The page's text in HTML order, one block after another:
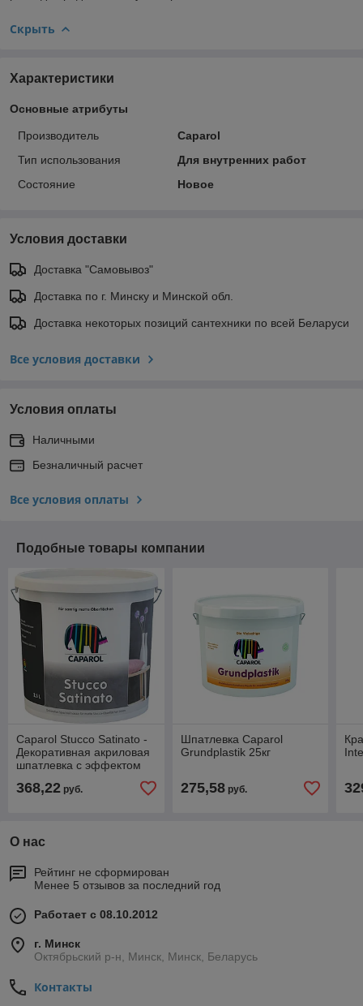
Скрыть
Характеристики
Основные атрибуты
Производитель
Caparol
Тип использования
Для внутренних работ
Состояние
Новое
Условия доставки
Доставка "Самовывоз"
Доставка по г. Минску и Минской обл.
Доставка некоторых позиций сантехники по всей Беларуси
Все условия доставки
Условия оплаты
Наличными
Безналичный расчет
Все условия оплаты
Подобные товары компании
Caparol Stucco Satinato -
Декоративная акриловая
шпатлевка с эффектом
ассортименте, Гер
368,22 руб.
Шпатлевка Caparol
Grundplastik 25кг
275,58руб.
О нас
Рейтинг не сформирован
Менее 5 отзывов за последний год
Работает с 08.10.2012
г. Минск
Октябрьский р-н, Минск, Минск, Беларусь
Контакты